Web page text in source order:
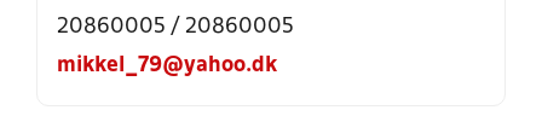
20860005 / 20860005
mikkel_79@yahoo.dk